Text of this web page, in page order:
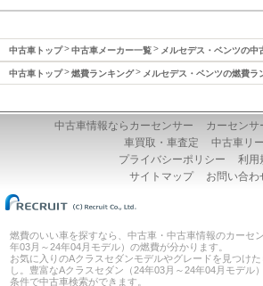
中古車トップ 中古車メーカー一覧 メルセデス・ベンツの中
中古車トップ 燃費ランキング メルセデス・ベンツの燃費ラ
中古車情報ならカーセンサー
カーセンサ
車買取・車査定
中古車リ
プライバシーポリシー
利用
サイトマップ
お問い合わ
燃費のいい車を探すなら、中古車・中古車情報のカーセ
年03月～24年04月モデル）の燃費が分かります。
お気に入りのAクラスセダンモデルやグレードを見つけ
し。豊富なAクラスセダン（24年03月～24年04月モデル
条件で中古車検索ができます。